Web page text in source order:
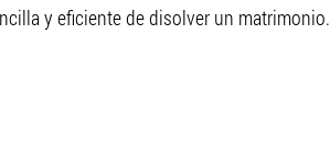
y eficiente de disolver un matrimonio.